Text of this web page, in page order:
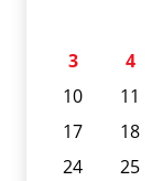
3
4
10
11
17
18
24
25